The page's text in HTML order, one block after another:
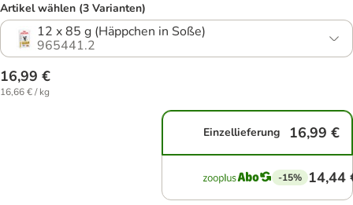
Artikel wählen (3 Varianten)
12 x 85 g (Häppchen in Soße)
965441.2
16,99 €
16,66 € / kg
Einzellieferung 16,99 €
-15% 14,44